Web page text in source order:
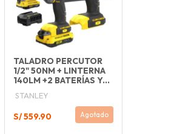
TALADRO PERCUTOR
1/2" 50NM + LINTERNA
140LM +2 BATERÍAS Y...
STANLEY
S/ 559.90 Agotado